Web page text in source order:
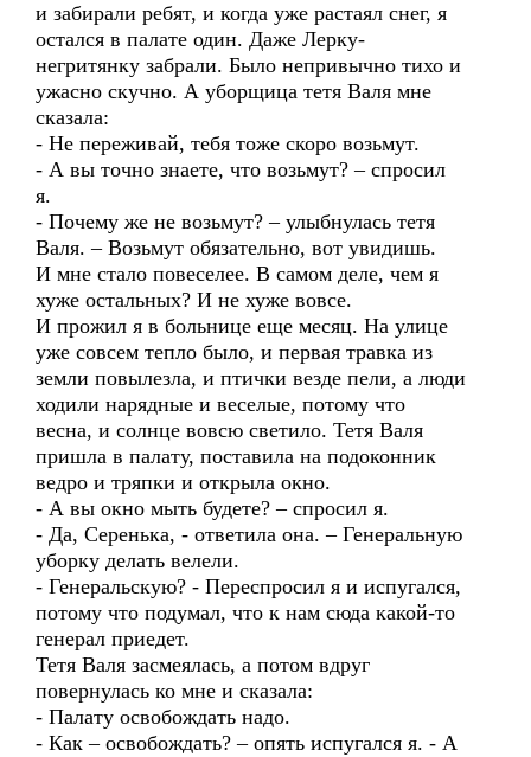
и забирали ребят, и когда уже растаял снег, я
остался в палате один. Даже Лерку-
негритянку забрали. Было непривычно тихо и
ужасно скучно. А уборщица тетя Валя мне
сказала:
- Не переживай, тебя тоже скоро возьмут.
- А вы точно знаете, что возьмут? – спросил
я.
- Почему же не возьмут? – улыбнулась тетя
Валя. – Возьмут обязательно, вот увидишь.
И мне стало повеселее. В самом деле, чем я
хуже остальных? И не хуже вовсе.
И прожил я в больнице еще месяц. На улице
уже совсем тепло было, и первая травка из
земли повылезла, и птички везде пели, а люди
ходили нарядные и веселые, потому что
весна, и солнце вовсю светило. Тетя Валя
пришла в палату, поставила на подоконник
ведро и тряпки и открыла окно.
- А вы окно мыть будете? – спросил я.
- Да, Серенька, - ответила она. – Генеральную
уборку делать велели.
- Генеральскую? - Переспросил я и испугался,
потому что подумал, что к нам сюда какой-то
генерал приедет.
Тетя Валя засмеялась, а потом вдруг
повернулась ко мне и сказала:
- Палату освобождать надо.
- Как – освобождать? – опять испугался я. - А